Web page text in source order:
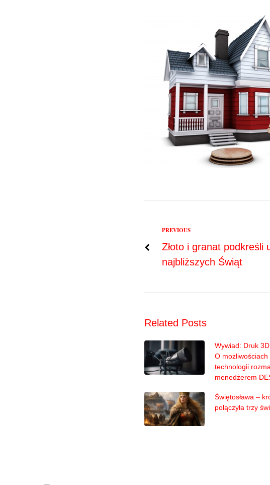
Nawigacja
wpisu
Previous
PREVIOUS
Złoto i granat podkreśli
najbliższych Świąt
Related Posts
Wywiad: Druk
O
technologii
menedżerem
Świętosława –
połączyła trzy